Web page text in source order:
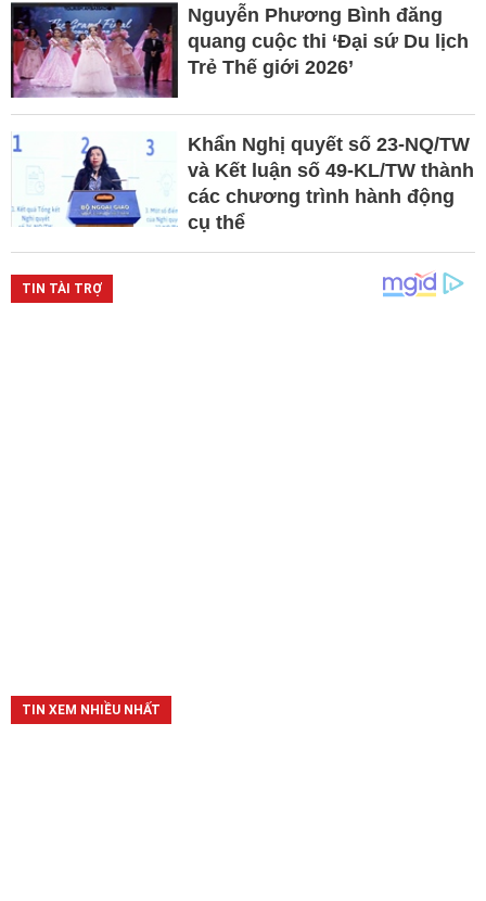
Nguyễn Phương Bình đăng
quang cuộc thi ‘Đại sứ Du lịch
Trẻ Thế giới 2026’
Khẩn Nghị quyết số 23-NQ/TW
và Kết luận số 49-KL/TW thành
các chương trình hành động
cụ thể
TIN XEM NHIỀU NHẤT